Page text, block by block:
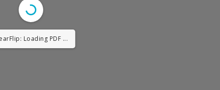
NASZEGO CZASOPISMA